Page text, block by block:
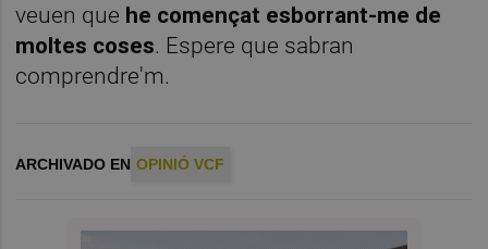
veuen que he començat esborrant-me de
moltes coses. Espere que sabran
comprendre'm.
ARCHIVADO EN OPINIÓ VCF